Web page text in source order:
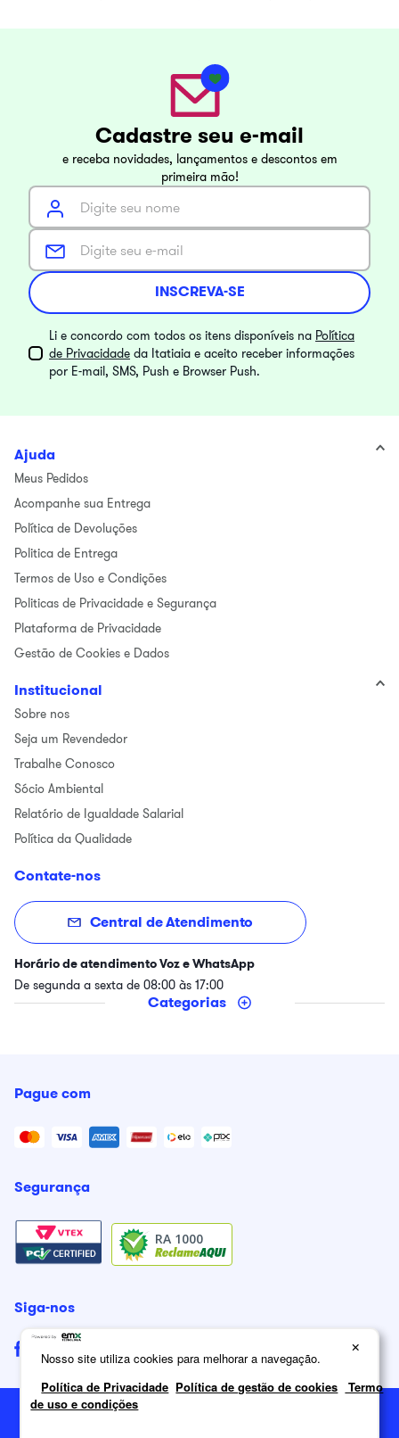
Cadastre seu e-mail
e receba novidades, lançamentos e descontos em
primeira mão!
INSCREVA-SE
Li e concordo com todos os itens disponíveis na Política
de Privacidade da Itatiaia e aceito receber informações
por E-mail, SMS, Push e Browser Push.
Ajuda
Meus Pedidos
Acompanhe sua Entrega
Política de Devoluções
Politica de Entrega
Termos de Uso e Condições
Politicas de Privacidade e Segurança
Plataforma de Privacidade
Gestão de Cookies e Dados
Institucional
Sobre nos
Seja um Revendedor
Trabalhe Conosco
Sócio Ambiental
Relatório de Igualdade Salarial
Política da Qualidade
Contate-nos
Central de Atendimento
Horário de atendimento Voz e WhatsApp
De segunda a sexta de 08:00 às 17:00
Categorias
Pague com
Segurança
RA 1000
Siga-nos
×
Nosso site utiliza cookies para melhorar a navegação.
Política de Privacidade Política de gestão de cookies
Termo
de uso e condições